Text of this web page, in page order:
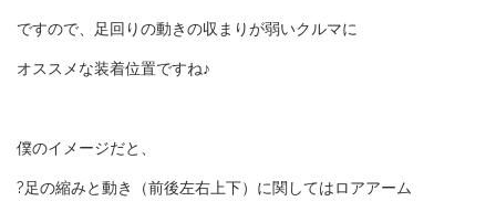
ですので、足回りの動きの収まりが弱いクルマに
オススメな装着位置ですね♪
僕のイメージだと、
?足の縮みと動き（前後左右上下）に関してはロアアーム